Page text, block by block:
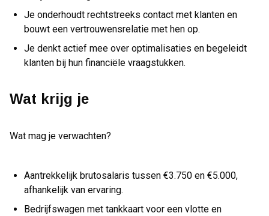
Je onderhoudt rechtstreeks contact met klanten en
bouwt een vertrouwensrelatie met hen op.
Je denkt actief mee over optimalisaties en begeleidt
klanten bij hun financiële vraagstukken.
Wat krijg je
Wat mag je verwachten?
Aantrekkelijk brutosalaris tussen €3.750 en €5.000,
afhankelijk van ervaring.
Bedrijfswagen met tankkaart voor een vlotte en